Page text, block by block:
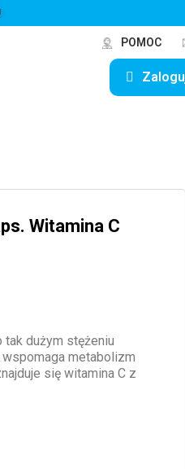
POMOC
Witamina C
tak dużym stężeniu
metabolizm
się witamina C z